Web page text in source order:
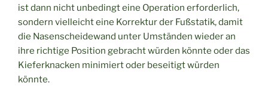
ist dann nicht unbedingt eine Operation erforderlich,
sondern vielleicht eine Korrektur der Fußstatik, damit
die Nasenscheidewand unter Umständen wieder an
ihre richtige Position gebracht würden könnte oder das
Kieferknacken minimiert oder beseitigt würden
könnte.